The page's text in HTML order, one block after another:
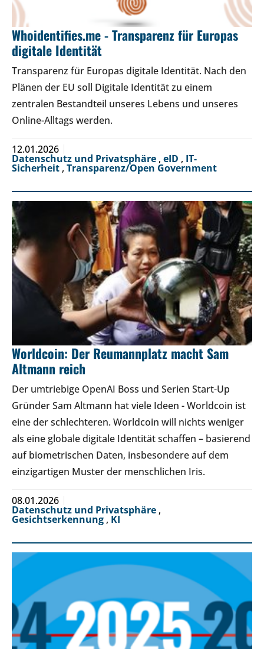
Whoidentifies.me - Transparenz für Europas
digitale Identität
Transparenz für Europas digitale Identität. Nach den
Plänen der EU soll Digitale Identität zu einem
zentralen Bestandteil unseres Lebens und unseres
Online-Alltags werden.
12.01.2026
Datenschutz und Privatsphäre , eID , IT-
Sicherheit , Transparenz/Open Government
Worldcoin: Der Reumannplatz macht Sam
Altmann reich
Der umtriebige OpenAI Boss und Serien Start-Up
Gründer Sam Altmann hat viele Ideen - Worldcoin ist
eine der schlechteren. Worldcoin will nichts weniger
als eine globale digitale Identität schaffen – basierend
auf biometrischen Daten, insbesondere auf dem
einzigartigen Muster der menschlichen Iris.
08.01.2026
Datenschutz und Privatsphäre ,
Gesichtserkennung , KI